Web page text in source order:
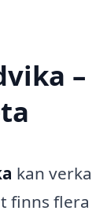
–
kan verka
finns flera